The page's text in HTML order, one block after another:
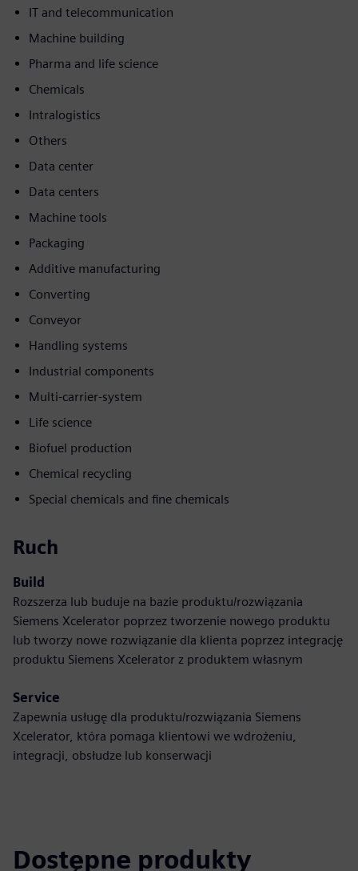
IT and telecommunication
Machine building
Pharma and life science
Chemicals
Intralogistics
Others
Data center
Data centers
Machine tools
Packaging
Additive manufacturing
Converting
Conveyor
Handling systems
Industrial components
Multi-carrier-system
Life science
Biofuel production
Chemical recycling
Special chemicals and fine chemicals
Ruch
Build
Rozszerza lub buduje na bazie produktu/rozwiązania
Siemens Xcelerator poprzez tworzenie nowego produktu
lub tworzy nowe rozwiązanie dla klienta poprzez integrację
produktu Siemens Xcelerator z produktem własnym
Service
Zapewnia usługę dla produktu/rozwiązania Siemens
Xcelerator, która pomaga klientowi we wdrożeniu,
integracji, obsłudze lub konserwacji
Dostępne produkty